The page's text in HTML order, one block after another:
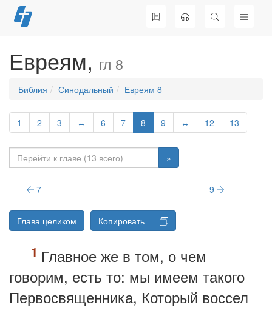
Перейти
к
Евреям, гл 8
Библия Синодальный Евреям 8
1 2 3 ↔ 6 7 8 9 ↔ 12 13
»
7 9
Глава целиком Копировать
Главное же в том, о чем
говорим, есть то: мы имеем такого
Первосвященника, Который воссел